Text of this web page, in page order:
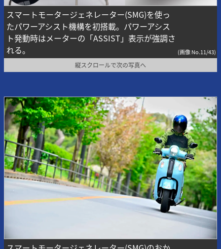
スマートモータージェネレーター(SMG)を使っ
たパワーアシスト機構を初搭載。パワーアシス
ト発動時はメーターの「ASSIST」表示が強調さ
れる。
(画像 No.11/43)
縦スクロールで次の写真へ